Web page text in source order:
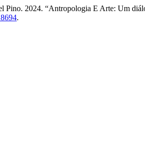
Pino. 2024. “Antropologia E Arte: Um
.